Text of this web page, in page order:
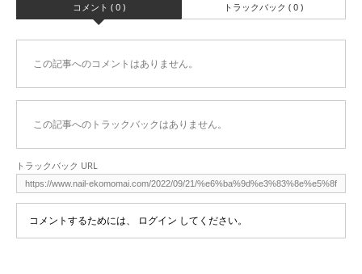
コメント ( 0 ) トラックバック ( 0 )
この記事へのコメントはありません。
この記事へのトラックバックはありません。
トラックバック URL
コメントするためには、 ログイン してください。